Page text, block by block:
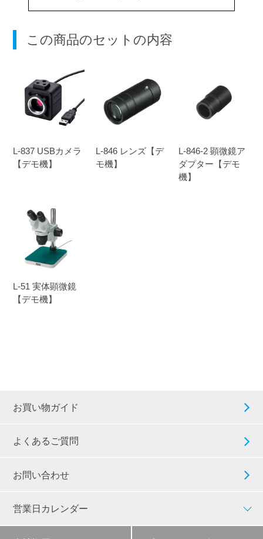
この商品のセットの内容
L-837 USBカメラ
【デモ機】
L-846 レンズ【デ
モ機】
L-846-2 顕微鏡ア
ダプター【デモ
機】
L-51 実体顕微鏡
【デモ機】
お買い物ガイド
よくあるご質問
お問い合わせ
営業日カレンダー